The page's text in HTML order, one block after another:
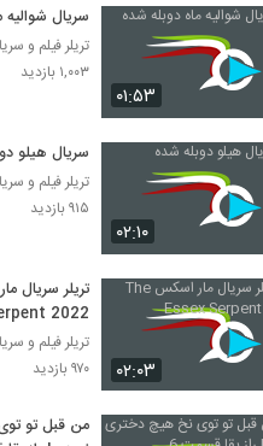
۰۱:۵۳
سریال
تریلر فیلم و
۱,۰۰۳ بازدید
۰۲:۱۰
سریال هیلو
تریلر فیلم و
۹۱۵ بازدید
۰۲:۰۳
2022
تریلر فیلم و
۹۷۰ بازدید
من قبل تو